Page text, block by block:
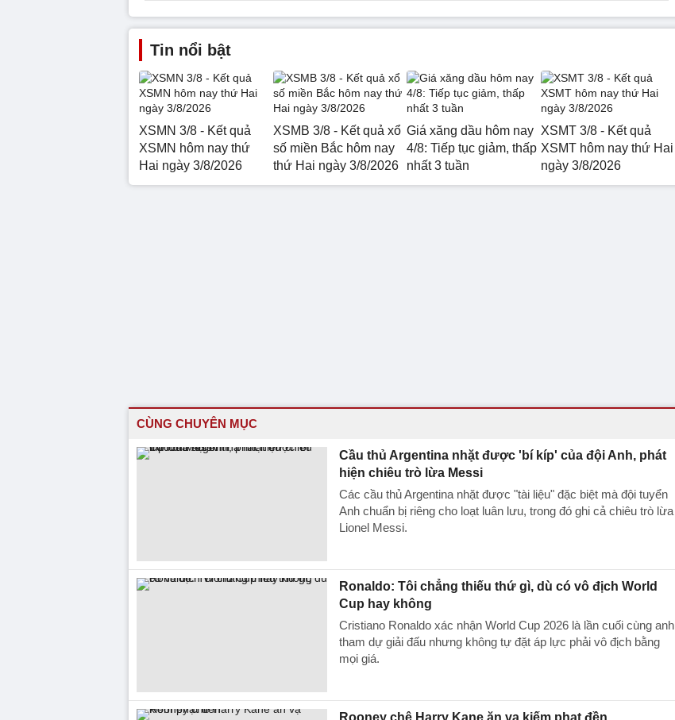
Tin nổi bật
XSMN 3/8 - Kết quả
XSMN hôm nay thứ
Hai ngày 3/8/2026
XSMB 3/8 - Kết quả xổ
số miền Bắc hôm nay
thứ Hai ngày 3/8/2026
Giá xăng dầu hôm nay
4/8: Tiếp tục giảm, thấp
nhất 3 tuần
XSMT 3/8 - Kết quả
XSMT hôm nay thứ Hai
ngày 3/8/2026
CÙNG CHUYÊN MỤC
Cầu thủ Argentina nhặt được 'bí kíp' của đội Anh, phát
hiện chiêu trò lừa Messi
Các cầu thủ Argentina nhặt được "tài liệu" đặc biệt mà đội tuyển
Anh chuẩn bị riêng cho loạt luân lưu, trong đó ghi cả chiêu trò lừa
Lionel Messi.
Ronaldo: Tôi chẳng thiếu thứ gì, dù có vô địch World
Cup hay không
Cristiano Ronaldo xác nhận World Cup 2026 là lần cuối cùng anh
tham dự giải đấu nhưng không tự đặt áp lực phải vô địch bằng
mọi giá.
Rooney chê Harry Kane ăn vạ kiếm phạt đền